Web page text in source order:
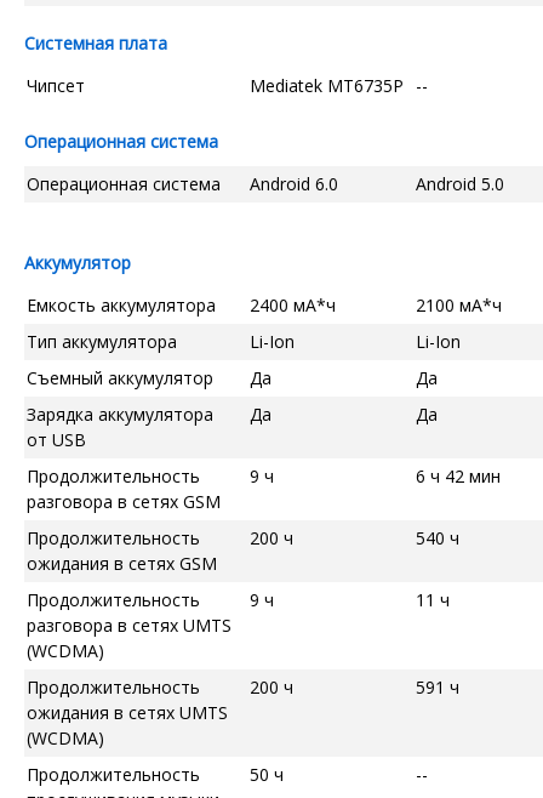
Системная плата
Чипсет
Mediatek MT6735P --
Операционная система
Операционная система
Android 6.0 Android 5.0
Аккумулятор
Емкость аккумулятора
2400 мА*ч
2100 мА*ч
Тип аккумулятора
Li-Ion
Li-Ion
Съемный аккумулятор
Да
Да
Зарядка аккумулятора
от USB
Да Да
Продолжительность
разговора в сетях GSM
9 ч 6 ч 42 мин
Продолжительность
ожидания в сетях GSM
200 ч 540 ч
Продолжительность
разговора в сетях UMTS
(WCDMA)
9 ч 11 ч
Продолжительность
ожидания в сетях UMTS
(WCDMA)
200 ч 591 ч
Продолжительность
50 ч --